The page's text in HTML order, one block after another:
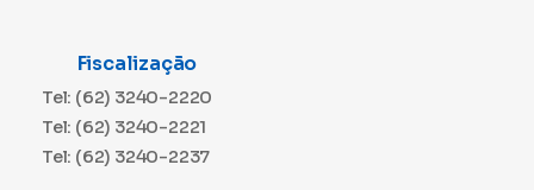
Fiscalização
Tel: (62) 3240-2220
Tel: (62) 3240-2221
Tel: (62) 3240-2237